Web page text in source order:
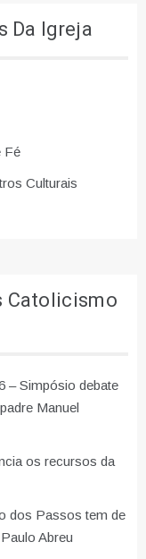
Da Igreja
Fé
Culturais
Catolicismo
– Simpósio debate
Manuel
os recursos da
dos Passos tem de
Abreu